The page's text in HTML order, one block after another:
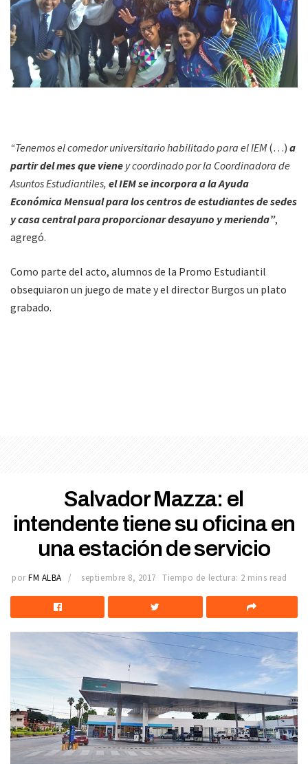
“Tenemos el comedor universitario habilitado para el IEM (…) a
partir del mes que viene y coordinado por la Coordinadora de
Asuntos Estudiantiles, el IEM se incorpora a la Ayuda
Económica Mensual para los centros de estudiantes de sedes
y casa central para proporcionar desayuno y merienda”,
agregó.
Como parte del acto, alumnos de la Promo Estudiantil
obsequiaron un juego de mate y el director Burgos un plato
grabado.
Salvador Mazza: el
intendente tiene su oficina en
una estación de servicio
por FM ALBA septiembre 8, 2017 Tiempo de lectura: 2 mins read